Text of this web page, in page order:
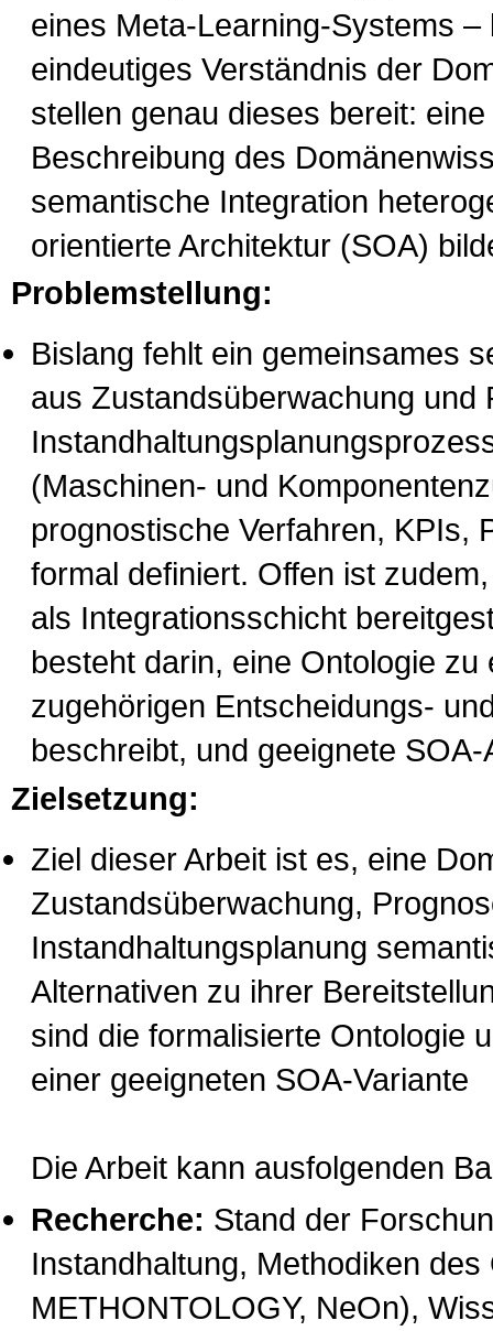
eines Meta-Learning-Systems
eindeutiges Verständnis der
stellen genau dieses bereit:
Beschreibung des
semantische Integration
orientierte Architektur (SOA)
Problemstellung:
Bislang fehlt ein gemeinsames
aus Zustandsüberwachung
(Maschinen- und
prognostische Verfahren, KPIs,
formal definiert. Offen ist
als Integrationsschicht
besteht darin, eine Ontologie
zugehörigen Entscheidungs-
beschreibt, und geeignete
Zielsetzung:
Ziel dieser Arbeit ist es, eine
Zustandsüberwachung,
Instandhaltungsplanung
Alternativen zu ihrer
sind die formalisierte Ontologie
einer geeigneten SOA-Variante
Die Arbeit kann ausfolgenden
Recherche: Stand der
Instandhaltung, Methodiken
METHONTOLOGY, NeOn),